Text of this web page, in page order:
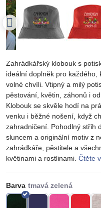
Zahrádkářský klobouk s
ideální doplněk pro
volné chvíli. Vtipný a milý
pěstování, květin, záhonů i
Klobouk se skvěle hodí na
venku i běžné nošení, když
zahradničení. Pohodlný střih
sluncem a originální motiv z
zahrádkáře, pěstitele a
květinami a rostlinami. Čtěte
Barva